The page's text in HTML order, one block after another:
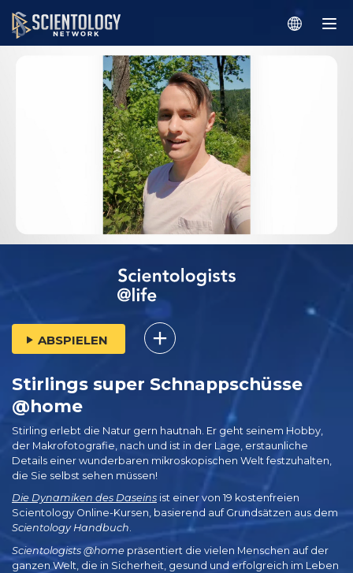
ABSPIELEN
Stirlings super Schnapp­schüsse
@home
Stirling erlebt die Natur gern hautnah. Er geht seinem Hobby,
der Makrofotografie, nach und ist in der Lage, erstaunliche
Details einer wunderbaren mikroskopischen Welt festzuhalten,
die Sie selbst sehen müssen!
Die Dynamiken des Daseins ist einer von 19 kostenfreien
Scientology Online-Kursen, basierend auf Grundsätzen aus dem
Scientology Handbuch.
Scientologists @home präsentiert die vielen Menschen auf der
ganzen Welt, die in Sicherheit, gesund und erfolgreich im Leben